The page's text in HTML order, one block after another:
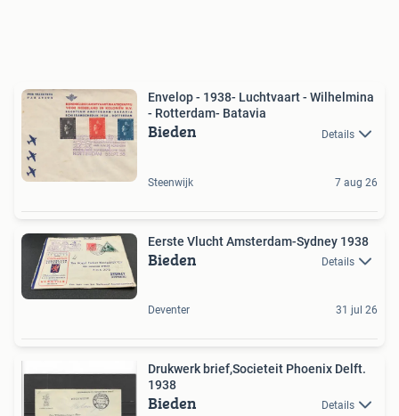
Envelop - 1938- Luchtvaart - Wilhelmina
- Rotterdam- Batavia
Bieden Details
Steenwijk 7 aug 26
Eerste Vlucht Amsterdam-Sydney 1938
Bieden Details
Deventer 31 jul 26
Drukwerk brief,Societeit Phoenix Delft.
1938
Bieden Details